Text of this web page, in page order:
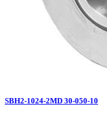
SBH2-1024-2MD 30-050-10